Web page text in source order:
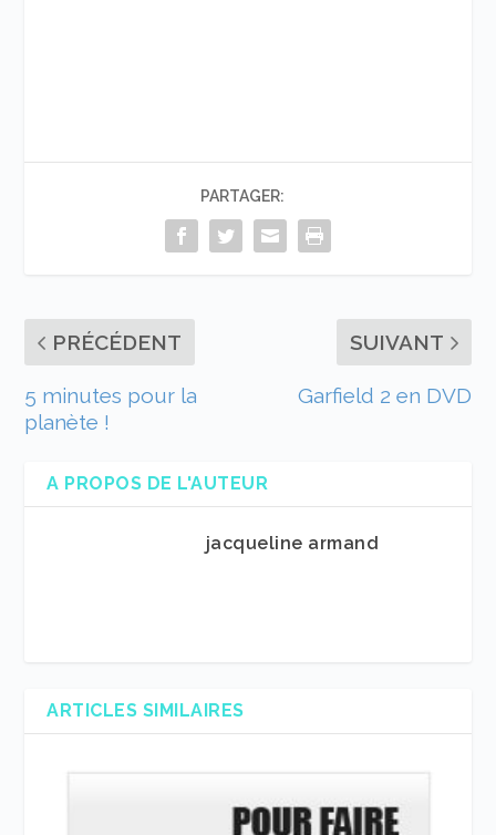
PARTAGER:
PRÉCÉDENT
5 minutes pour la
planète !
SUIVANT
Garfield 2 en DVD
A PROPOS DE L'AUTEUR
jacqueline armand
ARTICLES SIMILAIRES